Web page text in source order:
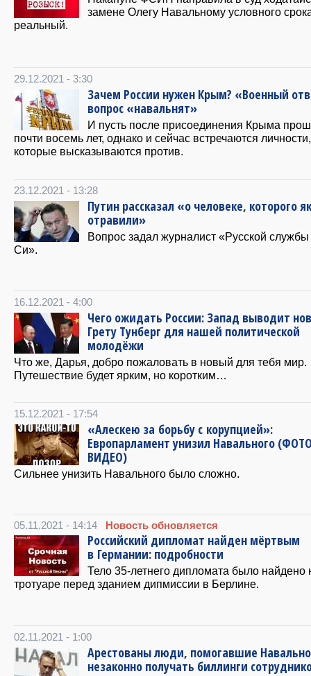
замене Олегу Навальному условного
реальный.
29.12.2021 - 3:30
Зачем России нужен Крым? «Военный
вопрос «навальнят»
И пусть после присоединения Крыма
почти восемь лет, однако и сейчас встречаются личности,
которые высказываются против.
23.12.2021 - 13:28
Путин рассказал «о человеке, которого
отравили»
Вопрос задал журналист «Русской
Си».
16.12.2021 - 4:00
Чего ожидать России: Запад выводит
Грету Тунберг для нашей политической
молодёжи
Что же, Дарья, добро пожаловать в новый для тебя мир.
Путешествие будет ярким, но коротким…
15.12.2021 - 17:54
«Алескею за борьбу с корупцией»:
Европарламент унизил Навального
ВИДЕО)
Сильнее унизить Навального было сложно.
05.11.2021 - 14:14 Новость обновляется
Российский дипломат найден мёртвым
в Германии: подробности
Тело 35-летнего дипломата было найдено
тротуаре перед зданием дипмиссии в Берлине.
02.11.2021 - 1:00
Арестованы люди, помогавшие
незаконно получать биллинги